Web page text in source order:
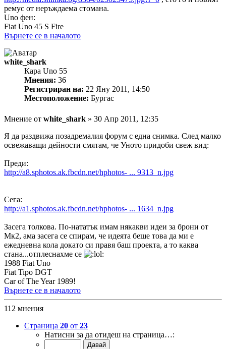
ремус от неръждаема стомана.
Uno фен:
Fiat Uno 45 S Fire
Върнете се в началото
white_shark
Кара Uno 55
Мнения: 36
Регистриран на: 22 Яну 2011, 14:50
Местоположение: Бургас
Мнение от white_shark » 30 Апр 2011, 12:35
Я да раздвижа позадремалия форум с една снимка. След малко
освежаващи дейности смятам, че Уното придоби свеж вид:
Преди:
http://a8.sphotos.ak.fbcdn.net/hphotos- ... 9313_n.jpg
Сега:
http://a1.sphotos.ak.fbcdn.net/hphotos- ... 1634_n.jpg
Засега толкова. По-нататък имам някакви идеи за брони от
Мк2, ама засега се спирам, че идеята беше това да ми е
ежедневна кола докато си правя баш проекта, а то каква
стана...отплеснахме се
1988 Fiat Uno
Fiat Tipo DGT
Car of The Year 1989!
Върнете се в началото
112 мнения
Страница 20 от 23
Натисни за да отидеш на страница…: